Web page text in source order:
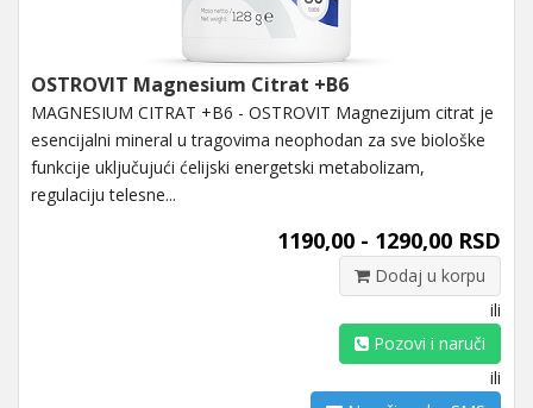
OSTROVIT Magnesium Citrat +B6
MAGNESIUM CITRAT +B6 - OSTROVIT Magnezijum citrat je
esencijalni mineral u tragovima neophodan za sve biološke
funkcije uključujući ćelijski energetski metabolizam,
regulaciju telesne...
1190,00 - 1290,00 RSD
Dodaj u korpu
ili
Pozovi i naruči
ili